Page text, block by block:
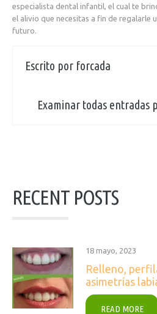
especialista dental infantil, el cual te
el alivio que necesitas a fin de regalarle
futuro.
Escrito por forcada
Examinar todas entradas
RECENT POSTS
18 mayo, 2023
Relleno,
asimetrías
READ MORE